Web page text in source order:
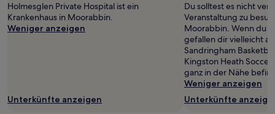
Holmesglen Private Hospital ist ein
Krankenhaus in Moorabbin.
Weniger anzeigen
Unterkünfte anzeigen
Du solltest es nicht
Veranstaltung zu
Moorabbin. Wenn du
gefallen dir vielleicht
Sandringham
Kingston Heath
ganz in der Nähe
Weniger anzeigen
Unterkünfte